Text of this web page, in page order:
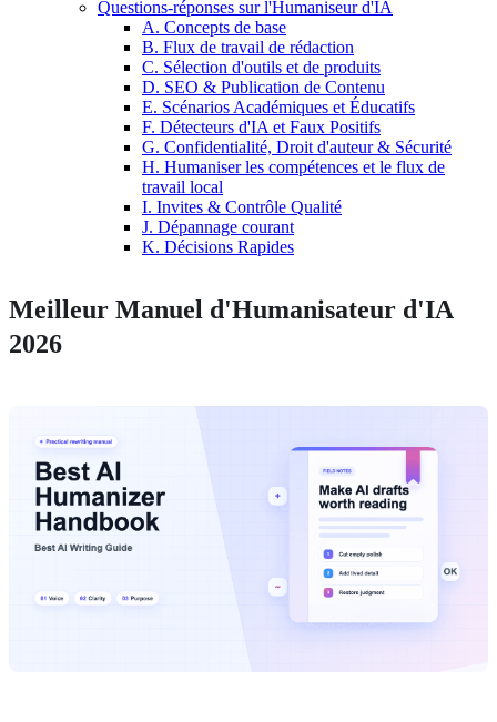
Questions-réponses sur l'Humaniseur d'IA
A. Concepts de base
B. Flux de travail de rédaction
C. Sélection d'outils et de produits
D. SEO & Publication de Contenu
E. Scénarios Académiques et Éducatifs
F. Détecteurs d'IA et Faux Positifs
G. Confidentialité, Droit d'auteur & Sécurité
H. Humaniser les compétences et le flux de
travail local
I. Invites & Contrôle Qualité
J. Dépannage courant
K. Décisions Rapides
Meilleur Manuel d'Humanisateur d'IA
2026